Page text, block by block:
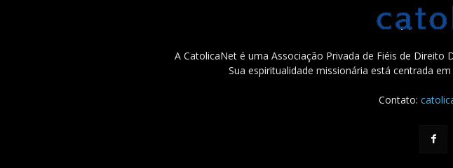
A CatolicaNet é uma Associação Privada de Fiéis de
Sua espiritualidade missionária está centrada
Contato: